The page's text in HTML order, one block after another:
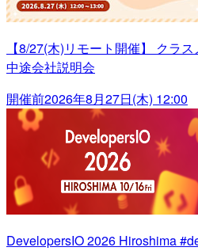
【8/27(木)リモート開催】 クラ
中途会社説明会
開催前2026年8月27日(木) 12:00
DevelopersIO 2026 Hiroshima